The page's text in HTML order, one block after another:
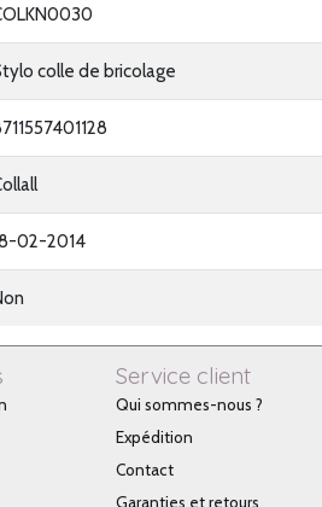
colle de bricolage
02-2014
Service client
Qui sommes-nous ?
Expédition
Contact
Garanties et retours